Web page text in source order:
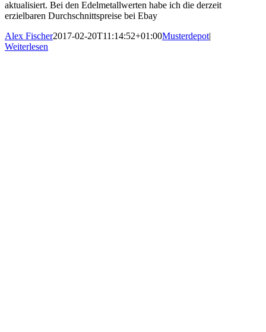
aktualisiert. Bei den Edelmetallwerten habe ich die derzeit
erzielbaren Durchschnittspreise bei Ebay
Alex Fischer2017-02-20T11:14:52+01:00Musterdepot|
Weiterlesen